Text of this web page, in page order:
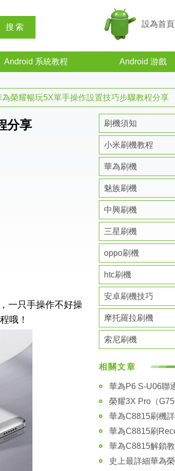
設為首頁
Android 系統教程 Android 游戲
為榮耀暢玩5X單手操作設置技巧步驟教程分享
分享
一只手操作不好操
哦！
刷機須知
小米刷機教程
華為刷機
魅族刷機
中興刷機
三星刷機
oppo刷機
htc刷機
安卓刷機技巧
摩托羅拉刷機
索尼刷機
相關文章